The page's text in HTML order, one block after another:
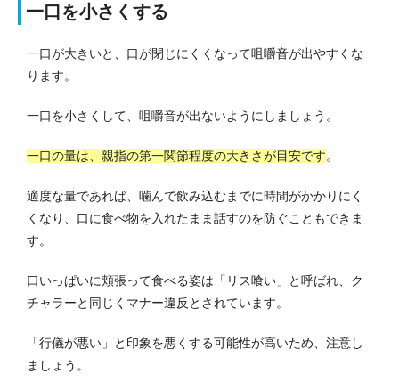
一口を小さくする
一口が大きいと、口が閉じにくくなって咀嚼音が出やすくな
ります。
一口を小さくして、咀嚼音が出ないようにしましょう。
一口の量は、親指の第一関節程度の大きさが目安です。
適度な量であれば、噛んで飲み込むまでに時間がかかりにく
くなり、口に食べ物を入れたまま話すのを防ぐこともできま
す。
口いっぱいに頬張って食べる姿は「リス喰い」と呼ばれ、ク
チャラーと同じくマナー違反とされています。
「行儀が悪い」と印象を悪くする可能性が高いため、注意し
ましょう。